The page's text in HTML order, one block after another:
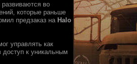
во
которые раньше
предзаказ на Halo
управлять как
к уникальным